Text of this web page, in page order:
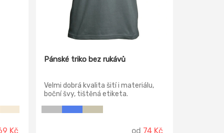
Kč
Pánské triko bez rukávů
Velmi dobrá kvalita šití i materiálu,
boční švy, tištěná etiketa.
od 74 Kč